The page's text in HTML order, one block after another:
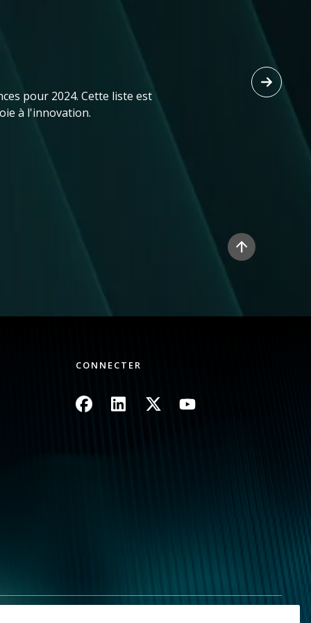
pour 2024. Cette liste est
à l'innovation.
CONNECTER
Image Image Image Image